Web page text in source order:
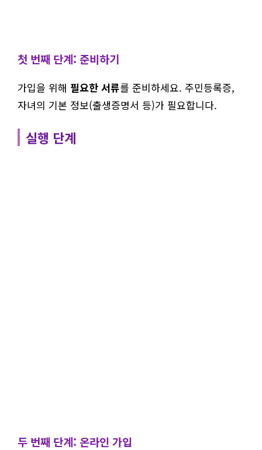
첫 번째 단계: 준비하기
가입을 위해 필요한 서류를 준비하세요. 주민등록증,
자녀의 기본 정보(출생증명서 등)가 필요합니다.
실행 단계
두 번째 단계: 온라인 가입